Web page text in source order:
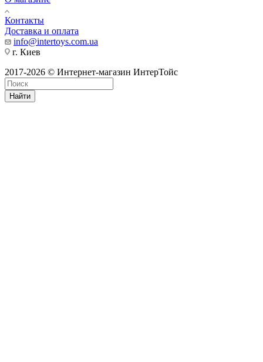
Контакты
Доставка и оплата
info@intertoys.com.ua
г. Киев
2017-2026 © Интернет-магазин ИнтерТойс
Найти